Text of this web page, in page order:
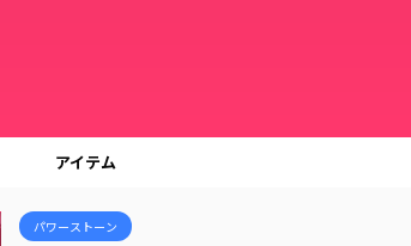
アイテム
パワーストーン